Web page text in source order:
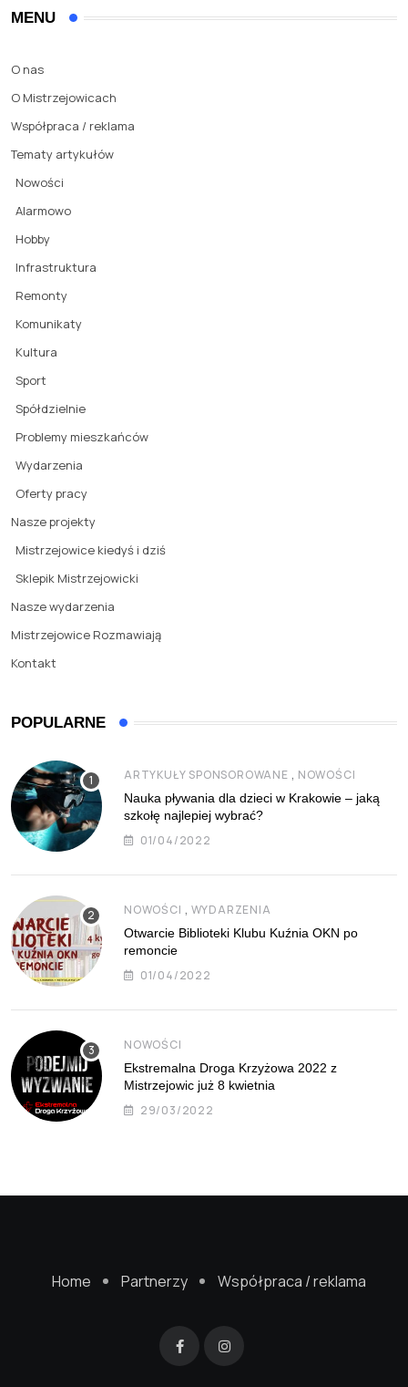
MENU
O nas
O Mistrzejowicach
Współpraca / reklama
Tematy artykułów
Nowości
Alarmowo
Hobby
Infrastruktura
Remonty
Komunikaty
Kultura
Sport
Spółdzielnie
Problemy mieszkańców
Wydarzenia
Oferty pracy
Nasze projekty
Mistrzejowice kiedyś i dziś
Sklepik Mistrzejowicki
Nasze wydarzenia
Mistrzejowice Rozmawiają
Kontakt
POPULARNE
ARTYKUŁY SPONSOROWANE , NOWOŚCI
Nauka pływania dla dzieci w Krakowie – jaką
szkołę najlepiej wybrać?
01/04/2022
NOWOŚCI , WYDARZENIA
Otwarcie Biblioteki Klubu Kuźnia OKN po
remoncie
01/04/2022
NOWOŚCI
Ekstremalna Droga Krzyżowa 2022 z
Mistrzejowic już 8 kwietnia
29/03/2022
Home Partnerzy Współpraca / reklama